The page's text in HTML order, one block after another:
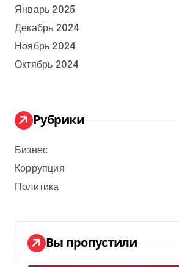
Январь 2025
Декабрь 2024
Ноябрь 2024
Октябрь 2024
Рубрики
Бизнес
Коррупция
Политика
Вы пропустили